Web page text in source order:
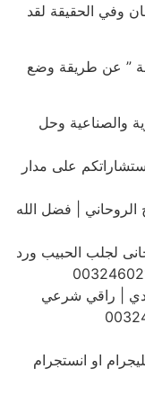
وفي الحقيقة لقد
” عن طريقة وضع
والصناعية وحل
على مدار
الروحاني | فضل الله
لجلب الحبيب ورد
| راقي شرعي
او انستجرام